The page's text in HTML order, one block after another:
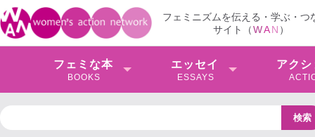
フェミニズムを伝える・学ぶ・つ
サイト（WAN ）
フェミな本
BOOKS
エッセイ
ESSAYS
アクシ